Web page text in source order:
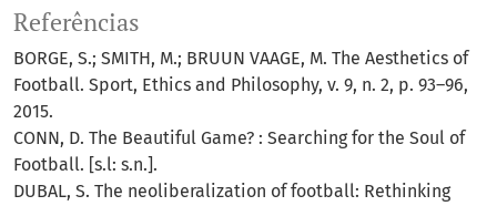
Referências
BORGE, S.; SMITH, M.; BRUUN VAAGE, M. The Aesthetics of
Football. Sport, Ethics and Philosophy, v. 9, n. 2, p. 93–96,
2015.
CONN, D. The Beautiful Game? : Searching for the Soul of
Football. [s.l: s.n.].
DUBAL, S. The neoliberalization of football: Rethinking